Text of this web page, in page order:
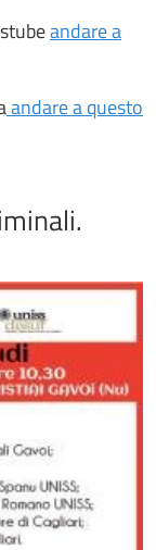
andare a
andare a questo